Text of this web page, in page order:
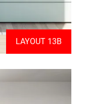
LAYOUT 13B